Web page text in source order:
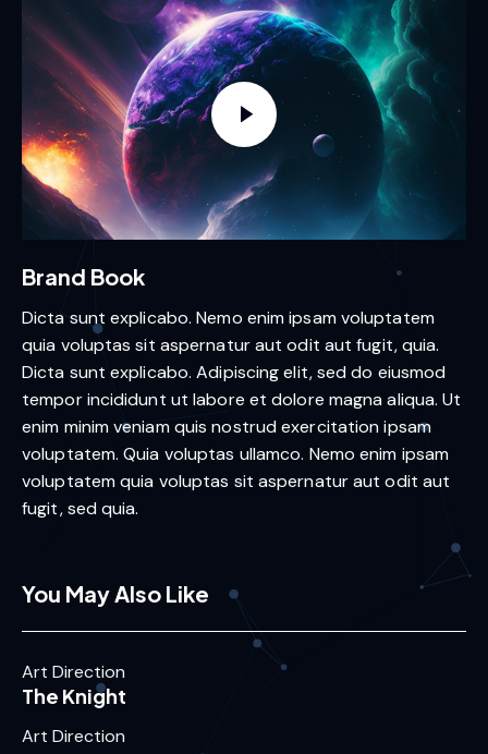
Brand Book
Dicta sunt explicabo. Nemo enim ipsam voluptatem
quia voluptas sit aspernatur aut odit aut fugit, quia.
Dicta sunt explicabo. Adipiscing elit, sed do eiusmod
tempor incididunt ut labore et dolore magna aliqua. Ut
enim minim veniam quis nostrud exercitation ipsam
voluptatem. Quia voluptas ullamco. Nemo enim ipsam
voluptatem quia voluptas sit aspernatur aut odit aut
fugit, sed quia.
You May Also Like
Art Direction
The Knight
Art Direction